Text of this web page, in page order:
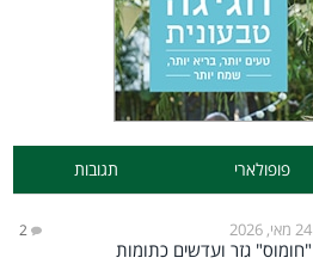
פופולארי תגובות
24 מאי, 2026 2
"חומוס" גזר ועדשים כתומות